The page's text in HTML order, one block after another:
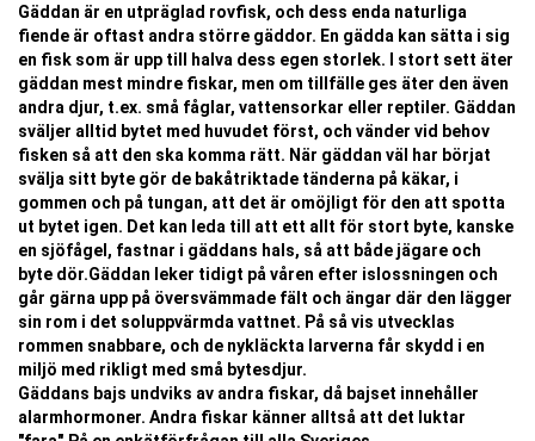
Gäddan är en utpräglad rovfisk, och dess enda naturliga
fiende är oftast andra större gäddor. En gädda kan sätta i sig
en fisk som är upp till halva dess egen storlek. I stort sett äter
gäddan mest mindre fiskar, men om tillfälle ges äter den även
andra djur, t.ex. små fåglar, vattensorkar eller reptiler. Gäddan
sväljer alltid bytet med huvudet först, och vänder vid behov
fisken så att den ska komma rätt. När gäddan väl har börjat
svälja sitt byte gör de bakåtriktade tänderna på käkar, i
gommen och på tungan, att det är omöjligt för den att spotta
ut bytet igen. Det kan leda till att ett allt för stort byte, kanske
en sjöfågel, fastnar i gäddans hals, så att både jägare och
byte dör.Gäddan leker tidigt på våren efter islossningen och
går gärna upp på översvämmade fält och ängar där den lägger
sin rom i det soluppvärmda vattnet. På så vis utvecklas
rommen snabbare, och de nykläckta larverna får skydd i en
miljö med rikligt med små bytesdjur.
Gäddans bajs undviks av andra fiskar, då bajset innehåller
alarmhormoner. Andra fiskar känner alltså att det luktar